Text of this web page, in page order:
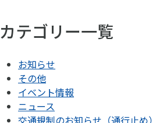
カテゴリー一覧
お知らせ
その他
イベント情報
ニュース
交通規制のお知らせ（通行止め）